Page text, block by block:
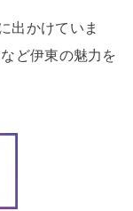
出かけていま
ど伊東の魅力を